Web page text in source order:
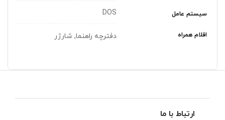
سیستم عامل DOS
اقلام همراه دفترچه راهنما, شارژر
ارتباط با ما